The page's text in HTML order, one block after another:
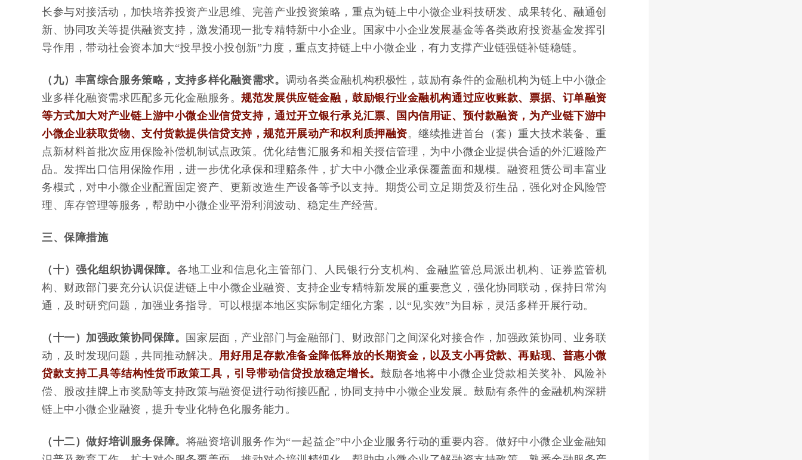
长参与对接活动，加快培养投资产业思维、完善产业投资策略，重点为链上中小微企业科技研发、成果转化、融通创
新、协同攻关等提供融资支持，激发涌现一批专精特新中小企业。国家中小企业发展基金等各类政府投资基金发挥引
导作用，带动社会资本加大“投早投小投创新”力度，重点支持链上中小微企业，有力支撑产业链强链补链稳链。
（九）丰富综合服务策略，支持多样化融资需求。 调动各类金融机构积极性，鼓励有条件的金融机构为链上中小微企
业多样化融资需求匹配多元化金融服务。规范发展供应链金融，鼓励银行业金融机构通过应收账款、票据、订单融资
等方式加大对产业链上游中小微企业信贷支持，通过开立银行承兑汇票、国内信用证、预付款融资，为产业链下游中
小微企业获取货物、支付货款提供信贷支持，规范开展动产和权利质押融资。继续推进首台（套）重大技术装备、重
点新材料首批次应用保险补偿机制试点政策。优化结售汇服务和相关授信管理，为中小微企业提供合适的外汇避险产
品。发挥出口信用保险作用，进一步优化承保和理赔条件，扩大中小微企业承保覆盖面和规模。融资租赁公司丰富业
务模式，对中小微企业配置固定资产、更新改造生产设备等予以支持。期货公司立足期货及衍生品，强化对企风险管
理、库存管理等服务，帮助中小微企业平滑利润波动、稳定生产经营。
三、保障措施
（十）强化组织协调保障。各地工业和信息化主管部门、人民银行分支机构、金融监管总局派出机构、证券监管机
构、财政部门要充分认识促进链上中小微企业融资、支持企业专精特新发展的重要意义，强化协同联动，保持日常沟
通，及时研究问题，加强业务指导。可以根据本地区实际制定细化方案，以“见实效”为目标，灵活多样开展行动。
（十一）加强政策协同保障。
国家层面，产业部门与金融部门、财政部门之间深化对接合作，加强政策协同、业务联
动，及时发现问题，共同推动解决。 用好用足存款准备金降低释放的长期资金，以及支小再贷款、再贴现、普惠小微
贷款支持工具等结构性货币政策工具，引导带动信贷投放稳定增长。鼓励各地将中小微企业贷款相关奖补、风险补
偿、股改挂牌上市奖励等支持政策与融资促进行动衔接匹配，协同支持中小微企业发展。鼓励有条件的金融机构深耕
链上中小微企业融资，提升专业化特色化服务能力。
（十二）做好培训服务保障。 将融资培训服务作为“一起益企”中小企业服务行动的重要内容。做好中小微企业金融知